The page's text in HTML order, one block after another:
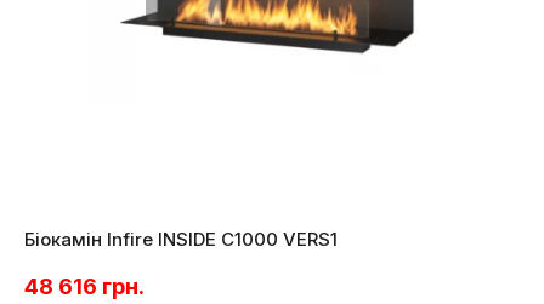
Біокамін Infire INSIDE C1000 VERS1
48 616 грн.